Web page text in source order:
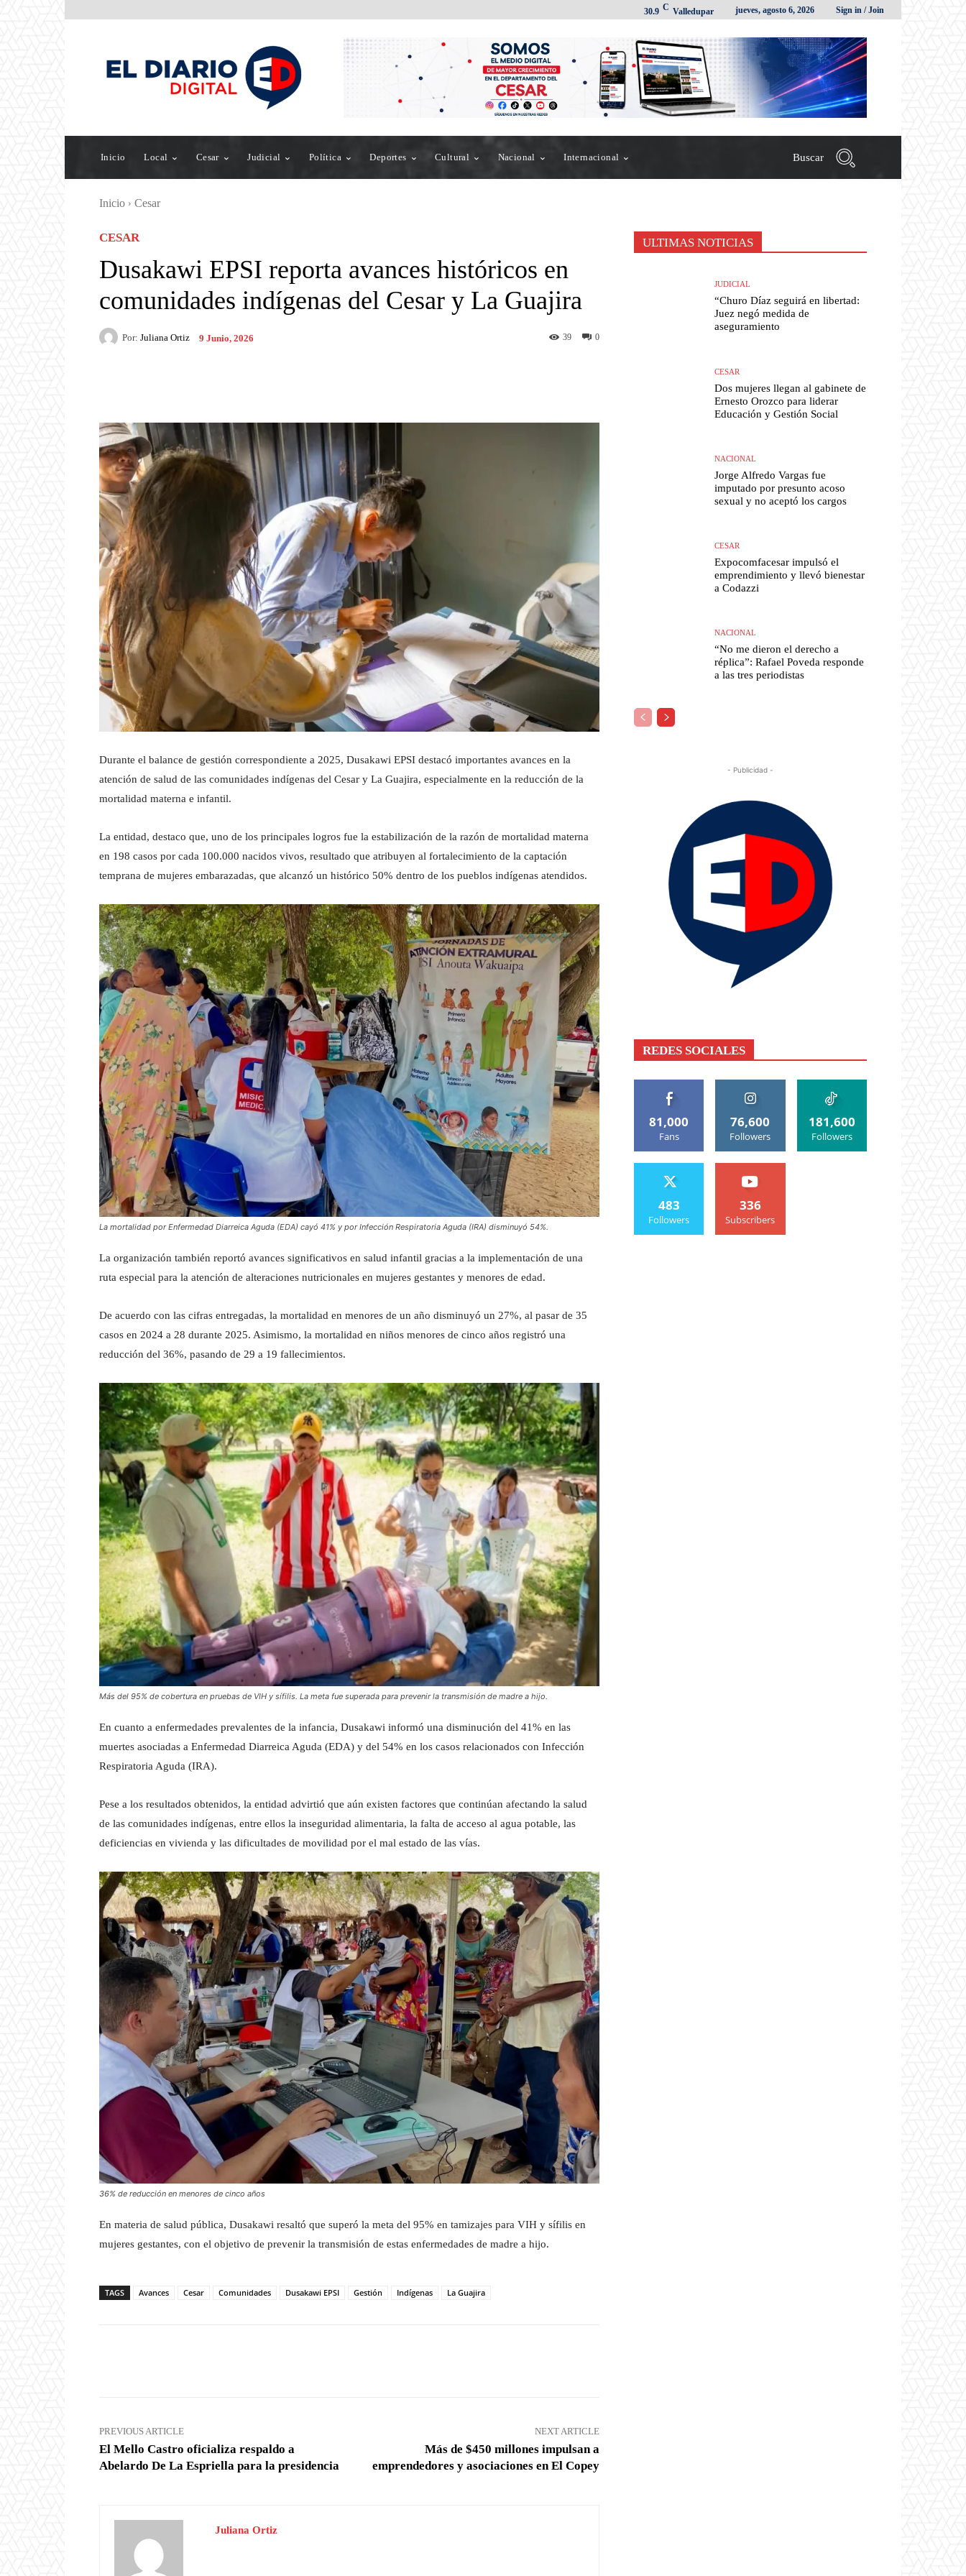
30.9 C Valledupar jueves, agosto 6, 2026 Sign in / Join
Inicio Local Cesar Judicial Política Deportes Cultural Nacional Internacional Buscar
Inicio Cesar
CESAR
Dusakawi EPSI reporta avances históricos en
comunidades indígenas del Cesar y La Guajira
Por: Juliana Ortiz 9 Junio, 2026 0
39
Durante el balance de gestión correspondiente a 2025, Dusakawi EPSI destacó importantes avances en la
atención de salud de las comunidades indígenas del Cesar y La Guajira, especialmente en la reducción de la
mortalidad materna e infantil.
La entidad, destaco que, uno de los principales logros fue la estabilización de la razón de mortalidad materna
en 198 casos por cada 100.000 nacidos vivos, resultado que atribuyen al fortalecimiento de la captación
temprana de mujeres embarazadas, que alcanzó un histórico 50% dentro de los pueblos indígenas atendidos.
La mortalidad por Enfermedad Diarreica Aguda (EDA) cayó 41% y por Infección Respiratoria Aguda (IRA) disminuyó 54%.
La organización también reportó avances significativos en salud infantil gracias a la implementación de una
ruta especial para la atención de alteraciones nutricionales en mujeres gestantes y menores de edad.
De acuerdo con las cifras entregadas, la mortalidad en menores de un año disminuyó un 27%, al pasar de 35
casos en 2024 a 28 durante 2025. Asimismo, la mortalidad en niños menores de cinco años registró una
reducción del 36%, pasando de 29 a 19 fallecimientos.
Más del 95% de cobertura en pruebas de VIH y sífilis. La meta fue superada para prevenir la transmisión de madre a hijo.
En cuanto a enfermedades prevalentes de la infancia, Dusakawi informó una disminución del 41% en las
muertes asociadas a Enfermedad Diarreica Aguda (EDA) y del 54% en los casos relacionados con Infección
Respiratoria Aguda (IRA).
Pese a los resultados obtenidos, la entidad advirtió que aún existen factores que continúan afectando la salud
de las comunidades indígenas, entre ellos la inseguridad alimentaria, la falta de acceso al agua potable, las
deficiencias en vivienda y las dificultades de movilidad por el mal estado de las vías.
36% de reducción en menores de cinco años
En materia de salud pública, Dusakawi resaltó que superó la meta del 95% en tamizajes para VIH y sífilis en
mujeres gestantes, con el objetivo de prevenir la transmisión de estas enfermedades de madre a hijo.
TAGS Avances Cesar Comunidades Dusakawi EPSI Gestión Indígenas La Guajira
PREVIOUS ARTICLE
El Mello Castro oficializa respaldo a
Abelardo De La Espriella para la presidencia
NEXT ARTICLE
Más de $450 millones impulsan a
emprendedores y asociaciones en El Copey
Juliana Ortiz
ULTIMAS NOTICIAS
JUDICIAL
“Churo Díaz seguirá en libertad:
Juez negó medida de
aseguramiento
CESAR
Dos mujeres llegan al gabinete de
Ernesto Orozco para liderar
Educación y Gestión Social
NACIONAL
Jorge Alfredo Vargas fue
imputado por presunto acoso
sexual y no aceptó los cargos
CESAR
Expocomfacesar impulsó el
emprendimiento y llevó bienestar
a Codazzi
NACIONAL
“No me dieron el derecho a
réplica”: Rafael Poveda responde
a las tres periodistas
- Publicidad -
REDES SOCIALES
81,000
Fans
76,600
Followers
181,600
Followers
483
Followers
336
Subscribers